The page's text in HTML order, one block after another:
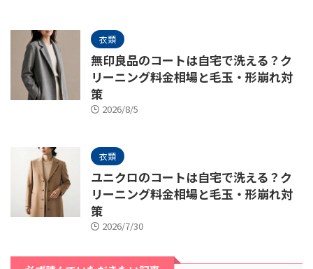
衣類
無印良品のコートは自宅で洗える？ク
リーニング料金相場と毛玉・形崩れ対
策
2026/8/5
衣類
ユニクロのコートは自宅で洗える？ク
リーニング料金相場と毛玉・形崩れ対
策
2026/7/30